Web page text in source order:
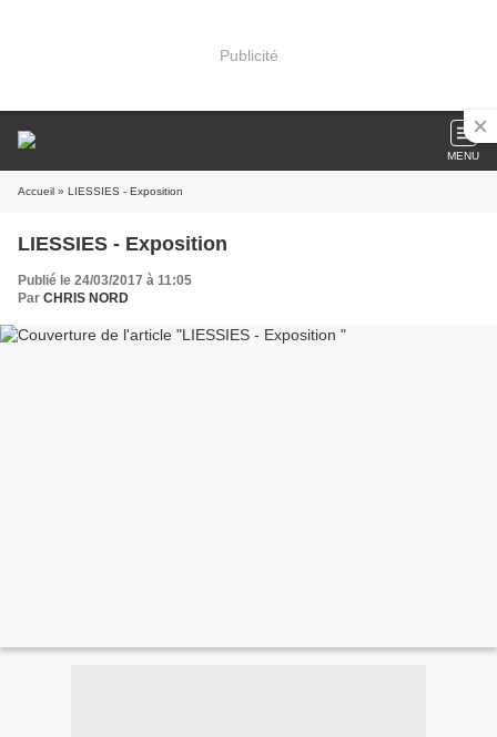
Publicité
MENU
Accueil » LIESSIES - Exposition
LIESSIES - Exposition
Publié le 24/03/2017 à 11:05
Par CHRIS NORD